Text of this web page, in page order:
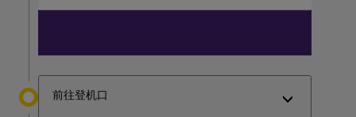
前往登机口